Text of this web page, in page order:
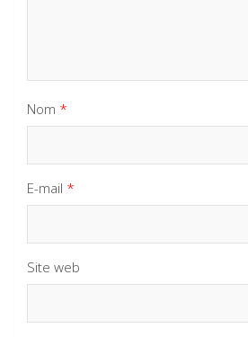
Nom *
E-mail *
Site web